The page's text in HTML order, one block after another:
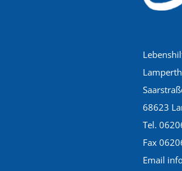
68623
Tel.
Fax
Email